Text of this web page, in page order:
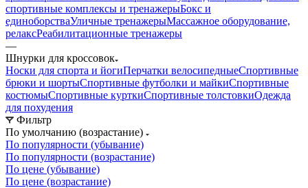
спортивные комплексы и тренажерыБокс и
единоборстваУличные тренажерыМассажное оборудование,
релаксРеабилитационные тренажеры
—
Шнурки для кроссовок
Носки для спорта и йогиПерчатки велосипедныеСпортивные
брюки и шортыСпортивные футболки и майкиСпортивные
костюмыСпортивные курткиСпортивные толстовкиОдежда
для похудения
Фильтр
По умолчанию (возрастание)
По популярности (убывание)
По популярности (возрастание)
По цене (убывание)
По цене (возрастание)